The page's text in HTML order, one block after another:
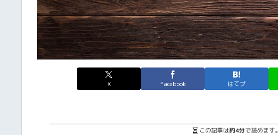
X Facebook はてブ
この記事は約4分で読めます。